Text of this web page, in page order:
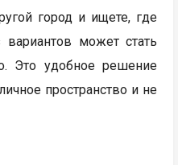
город и ищете, где
вариантов может стать
Это удобное решение
пространство и не